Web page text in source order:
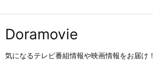
Doramovie
気になるテレビ番組情報や映画情報をお届け！